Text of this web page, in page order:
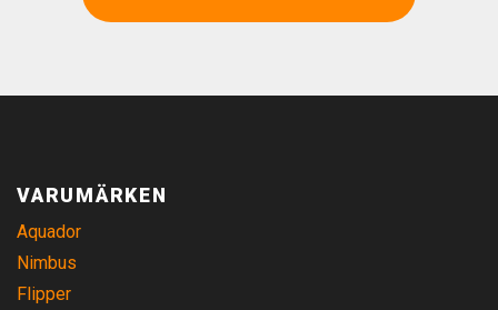
VARUMÄRKEN
Aquador
Nimbus
Flipper